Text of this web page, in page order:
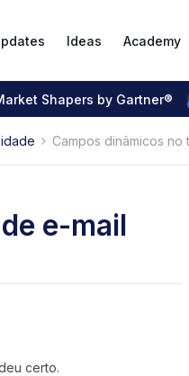
Ideas Academy
Shapers by Gartner®
Campos dinâmicos no
e-mail
certo.